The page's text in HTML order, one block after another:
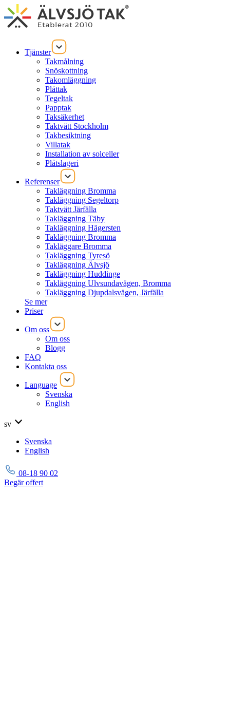
Tjänster
Takmålning
Snöskottning
Takomläggning
Plåttak
Tegeltak
Papptak
Taksäkerhet
Taktvätt Stockholm
Takbesiktning
Villatak
Installation av solceller
Plåtslageri
Referenser
Takläggning Bromma
Takläggning Segeltorp
Taktvätt Järfälla
Takläggning Täby
Takläggning Hägersten
Takläggning Bromma
Takläggare Bromma
Takläggning Tyresö
Takläggning Älvsjö
Takläggning Huddinge
Takläggning Ulvsundavägen, Bromma
Takläggning Djupdalsvägen, Järfälla
Se mer
Priser
Om oss
Om oss
Blogg
FAQ
Kontakta oss
Language
Svenska
English
sv
Svenska
English
08-18 90 02
Begäroffert